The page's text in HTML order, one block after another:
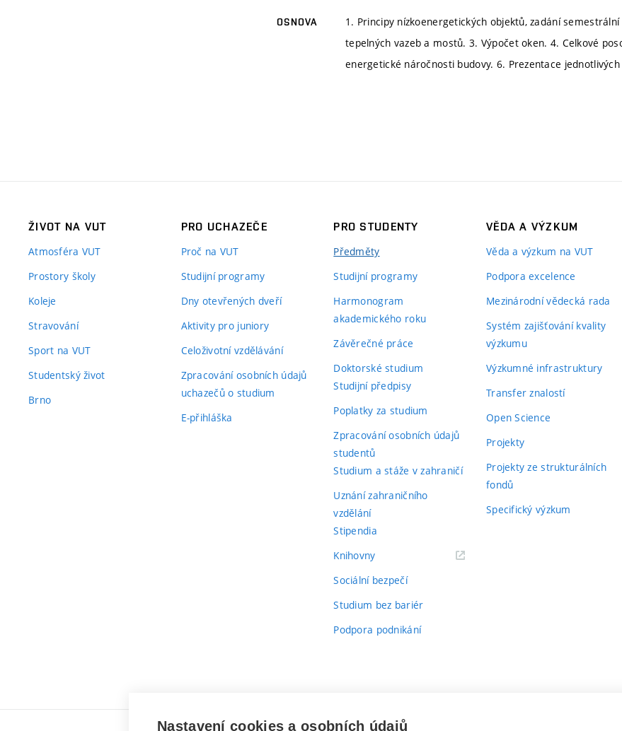
OSNOVA
1. Principy nízkoenergetických objektů, zadání
tepelných vazeb a mostů. 3. Výpočet oken. 4. Celkové
energetické náročnosti budovy. 6. Prezentace
ŽIVOT NA VUT
Atmosféra VUT
Prostory školy
Koleje
Stravování
Sport na VUT
Studentský život
Brno
PRO UCHAZEČE
Proč na VUT
Studijní programy
Dny otevřených dveří
Aktivity pro juniory
Celoživotní vzdělávání
Zpracování osobních údajů
uchazečů o studium
E-přihláška
PRO STUDENTY
Předměty
Studijní programy
Harmonogram
akademického roku
Závěrečné práce
Doktorské studium
Studijní předpisy
Poplatky za studium
Zpracování osobních údajů
studentů
Studium a stáže v zahraničí
Uznání zahraničního
vzdělání
Stipendia
Knihovny(externí
Sociální bezpečí
Studium bez bariér
Podpora podnikání
VĚDA A VÝZKUM
Věda a výzkum na VUT
Podpora excelence
Mezinárodní vědecká rada
Systém zajišťování kvality
výzkumu
Výzkumné infrastruktury
Transfer znalostí
Open Science
Projekty
Projekty ze strukturálních
fondů
Specifický výzkum
Nastavení cookies a osobních údajů